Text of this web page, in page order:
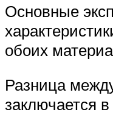
Основные
обоих
Разница
заключается